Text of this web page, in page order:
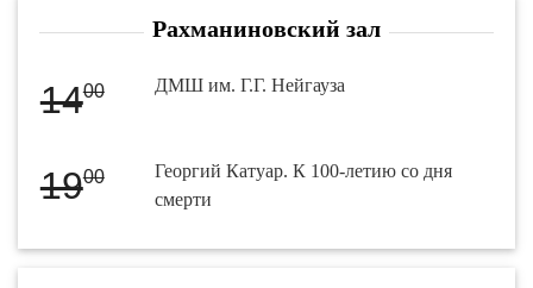
Рахманиновский зал
1400 ДМШ им. Г.Г. Нейгауза
1900
Георгий Катуар. К 100-летию со дня
смерти